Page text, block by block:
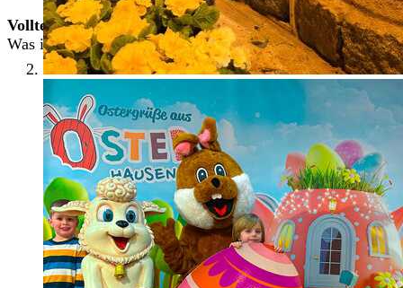
Volltextsuche
Was interessiert Sie?
Suchen